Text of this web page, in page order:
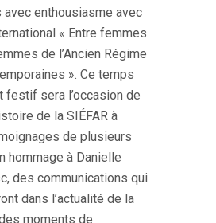
avec enthousiasme avec
« Entre femmes.
de l’Ancien Régime
». Ce temps
festif sera l’occasion de
de la SIÉFAR à
de plusieurs
hommage à Danielle
des communications qui
dans l’actualité de la
moments de